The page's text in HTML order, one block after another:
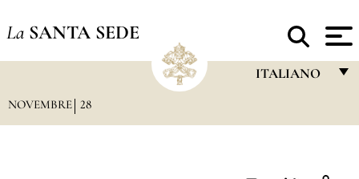
La SANTA SEDE
ITALIANO
NOVEMBRE 28